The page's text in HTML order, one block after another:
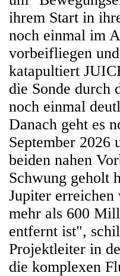
ihrem Start in
noch einmal im
vorbeifliegen
katapultiert
die Sonde durch
noch einmal
Danach geht es
September 2026
beiden nahen
Schwung geholt
Jupiter erreichen
mehr als 600
entfernt ist",
Projektleiter in
die komplexen